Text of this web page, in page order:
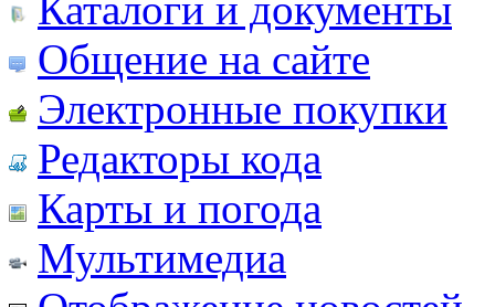
Общение на сайте
Электронные покупки
Редакторы кода
Карты и погода
Мультимедиа